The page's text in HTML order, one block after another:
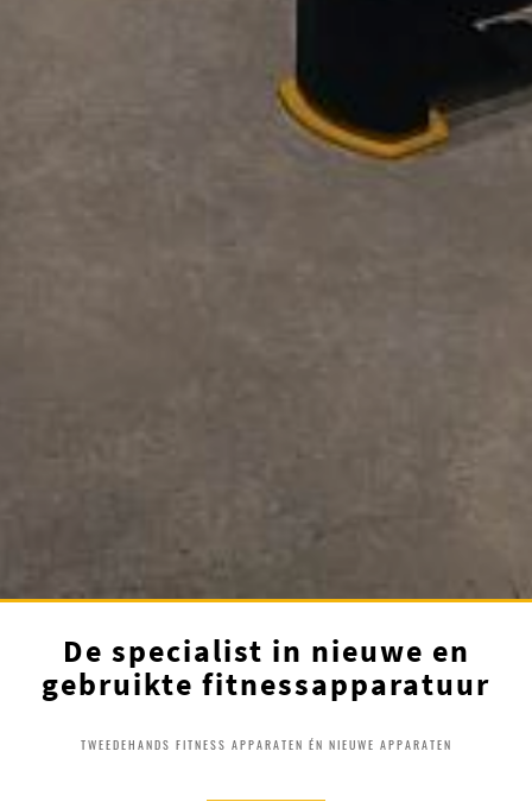
De specialist in nieuwe en
gebruikte fitnessapparatuur
TWEEDEHANDS FITNESS APPARATEN ÉN NIEUWE APPARATEN